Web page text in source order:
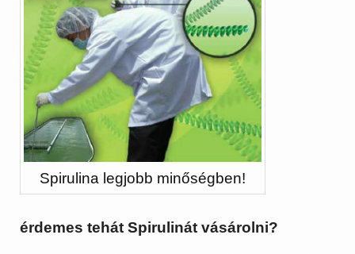
Spirulina legjobb minőségben!
érdemes tehát Spirulinát vásárolni?